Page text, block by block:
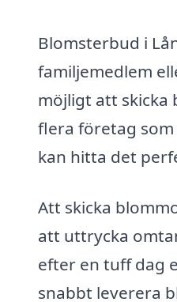
Blomsterbud i
familjemedlem
möjligt att skicka
flera företag
kan hitta det
Att skicka
att uttrycka
efter en tuff dag
snabbt leverera